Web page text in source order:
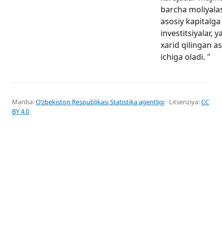
barcha
asosiy
investitsiyalar,
xarid qilingan
ichiga oladi. "
Manba:Oʻzbekiston Respublikasi Statistika agentligi · Litsenziya:CC
BY 4.0